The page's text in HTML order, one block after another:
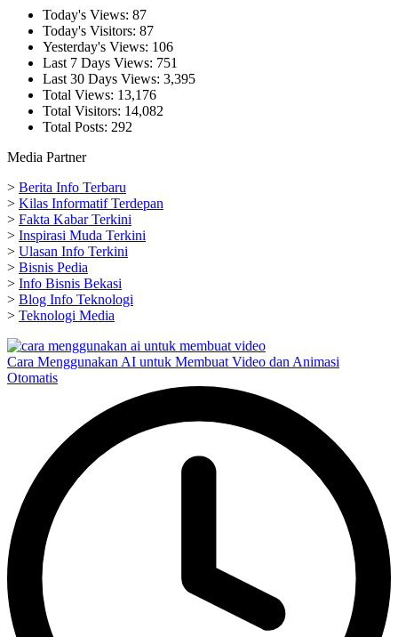
Today's Views: 87
Today's Visitors: 87
Yesterday's Views: 106
Last 7 Days Views: 751
Last 30 Days Views: 3,395
Total Views: 13,176
Total Visitors: 14,082
Total Posts: 292
Media Partner
> Berita Info Terbaru
> Kilas Informatif Terdepan
> Fakta Kabar Terkini
> Inspirasi Muda Terkini
> Ulasan Info Terkini
> Bisnis Pedia
> Info Bisnis Bekasi
> Blog Info Teknologi
> Teknologi Media
Cara Menggunakan AI untuk Membuat Video dan Animasi
Otomatis